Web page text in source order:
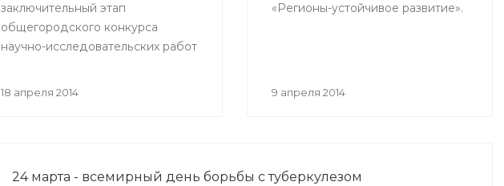
заключительный этап
общегородского конкурса
научно-исследовательских работ
18 апреля 2014
«Регионы-устойчивое развитие».
9 апреля 2014
24 марта - всемирный день борьбы с туберкулезом